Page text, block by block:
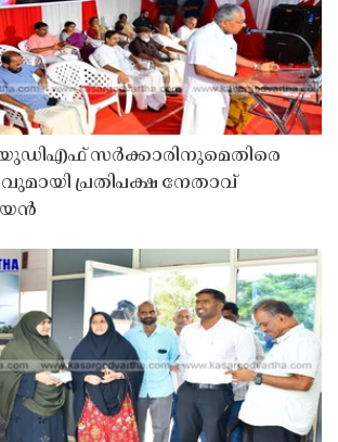
യുഡിഎഫ് സർക്കാരിനുമെതിരെ
പ്രതിപക്ഷ നേതാവ്